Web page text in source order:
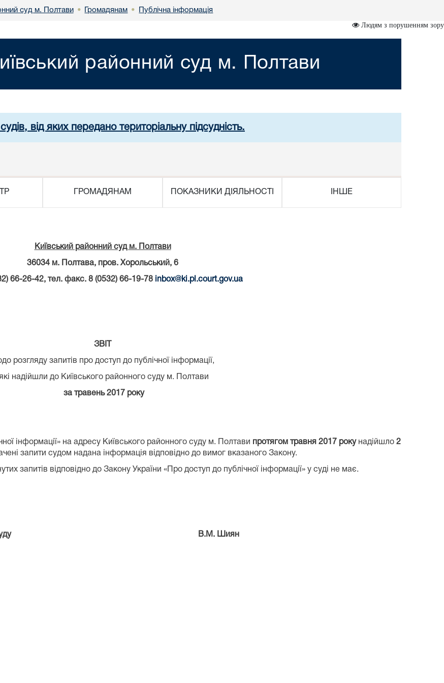
суд м. Полтави • Громадянам • Публічна інформація
Людям з порушенням зору
районний суд м. Полтави
судів, від яких передано територіальну підсудність.
ГРОМАДЯНАМ ПОКАЗНИКИ ДІЯЛЬНОСТІ ІНШЕ
Київський районний суд м. Полтави
36034 м. Полтава, пров. Хорольський, 6
66-26-42, тел. факс. 8 (0532) 66-19-78 inbox@ ki.pl .court.gov.ua
ЗВІТ
розгляду запитів про доступ до публічної інформації,
надійшли до Київського районного суду м. Полтави
за травень 2017 року
інформації» на адресу Київського районного суду м. Полтави протягом травня 2017 рокунадійшло 2
запити судом надана інформація відповідно до вимог вказаного Закону.
запитів відповідно до Закону України «Про доступ до публічної інформації» у суді не має.
суду В.М. Шиян